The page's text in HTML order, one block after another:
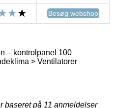
Besøg webshop
– kontrolpanel 100
> Ventilatorer
baseret på 11 anmeldelser